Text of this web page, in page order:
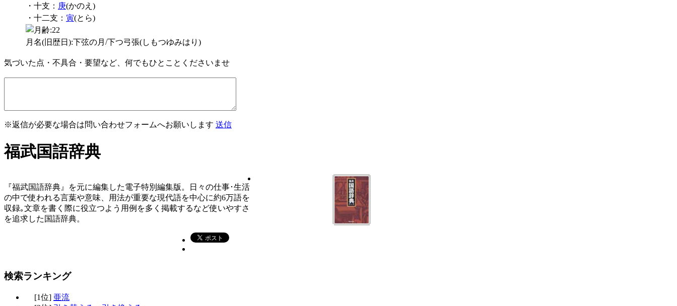
・十支： 庚(かのえ)
・十二支： 寅(とら)
月名(旧歴日):下弦の月/下つ弓張(しもつゆみはり)
気づいた点・不具合・要望など、何でもひとことくださいませ
※返信が必要な場合は問い合わせフォームへお願いします 送信
福武国語辞典
『福武国語辞典』を元に編集した電子特別編集版。日々の仕事･生活
の中で使われる言葉や意味、用法が重要な現代語を中心に約6万語を
収録｡文章を書く際に役立つよう用例を多く掲載するなど使いやすさ
を追求した国語辞典。
検索ランキング
[1位] 亜流